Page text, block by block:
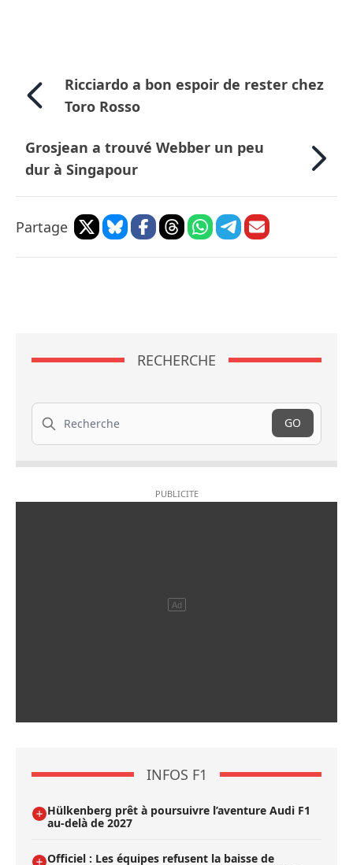
Ricciardo a bon espoir de rester chez
Toro Rosso
Grosjean a trouvé Webber un peu
dur à Singapour
Partage
RECHERCHE
Recherche
GO
INFOS F1
Hülkenberg prêt à poursuivre l’aventure Audi F1
au-delà de 2027
Officiel : Les équipes refusent la baisse de